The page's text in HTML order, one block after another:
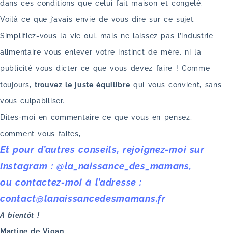
dans ces conditions que celui fait maison et congelé.
Voilà ce que j’avais envie de vous dire sur ce sujet.
Simplifiez-vous la vie oui, mais ne laissez pas l’industrie
alimentaire vous enlever votre instinct de mère, ni la
publicité vous dicter ce que vous devez faire ! Comme
toujours, trouvez le juste équilibre qui vous convient, sans
vous culpabiliser.
Dites-moi en commentaire ce que vous en pensez,
comment vous faites,
Et pour d’autres conseils, rejoignez-moi sur
Instagram : @la_naissance_des_mamans,
ou contactez-moi à l’adresse :
contact@lanaissancedesmamans.fr
A bientôt !
Martine de Vigan